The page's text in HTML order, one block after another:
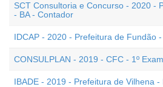
SCT Consultoria e Concurso - 2020 -
- BA - Contador
IDCAP - 2020 - Prefeitura de Fundão
CONSULPLAN - 2019 - CFC - 1º
IBADE - 2019 - Prefeitura de Vilhena